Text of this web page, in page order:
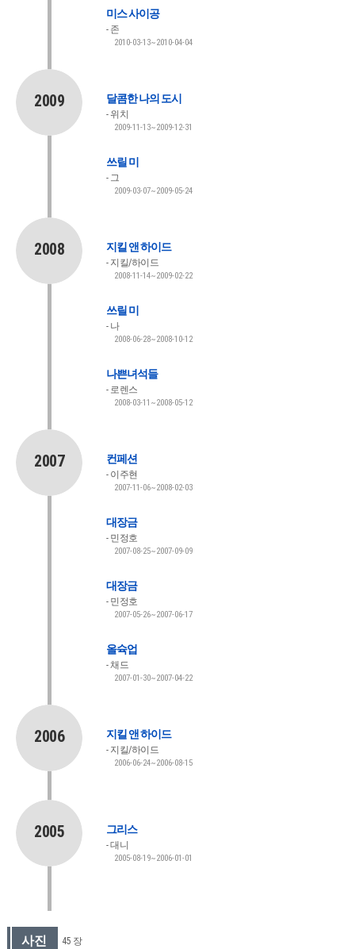
미스 사이공
존
2010-03-13~2010-04-04
2009 달콤한 나의 도시
위치
2009-11-13~2009-12-31
쓰릴 미
그
2009-03-07~2009-05-24
2008 지킬 앤 하이드
지킬/하이드
2008-11-14~2009-02-22
쓰릴 미
나
2008-06-28~2008-10-12
나쁜녀석들
로렌스
2008-03-11~2008-05-12
2007 컨페션
이주현
2007-11-06~2008-02-03
대장금
민정호
2007-08-25~2007-09-09
대장금
민정호
2007-05-26~2007-06-17
올슉업
채드
2007-01-30~2007-04-22
2006 지킬 앤 하이드
지킬/하이드
2006-06-24~2006-08-15
2005 그리스
대니
2005-08-19~2006-01-01
사진 45 장